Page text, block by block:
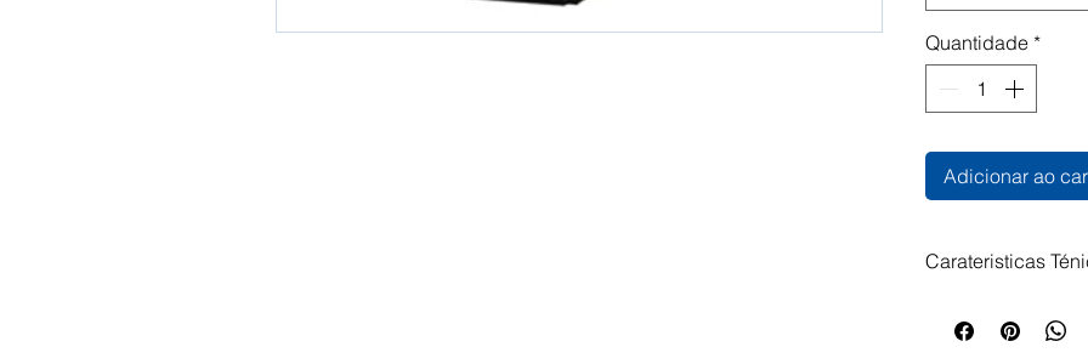
Quantidade *
Adicionar ao
Carateristicas
guardar todos os